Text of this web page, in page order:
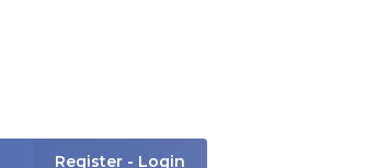
Register - Login